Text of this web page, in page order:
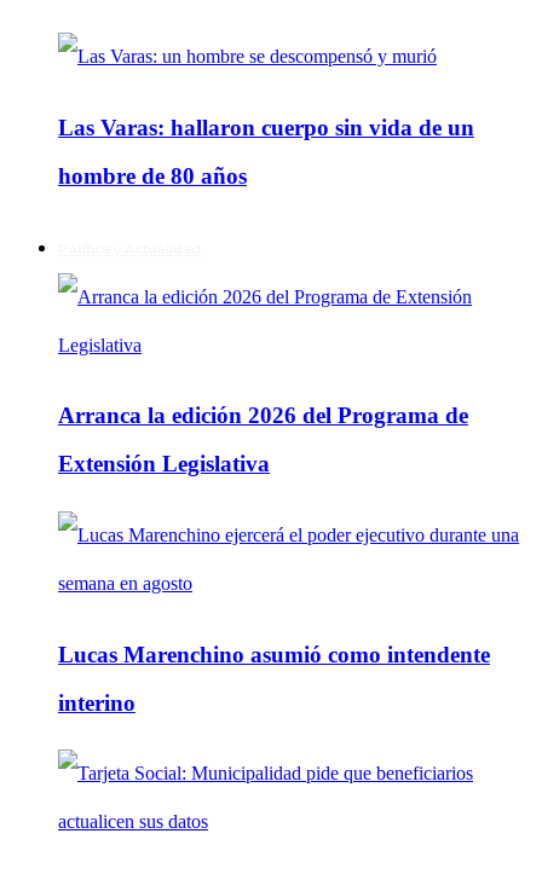
Las Varas: hallaron cuerpo sin vida de un
hombre de 80 años
Arranca la edición 2026 del Programa de
Extensión Legislativa
Lucas Marenchino asumió como intendente
interino